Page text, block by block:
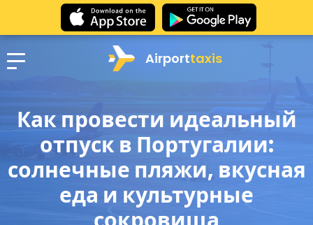
Airporttaxis
Как провести идеальный
отпуск в Португалии:
солнечные пляжи, вкусная
еда и культурные